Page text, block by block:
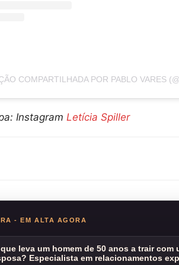
COMPARTILHADA POR PABLO VARES
Instagram Letícia Spiller
- EM ALTA AGORA
leva um homem de 50 anos a trair com
Especialista em relacionamentos